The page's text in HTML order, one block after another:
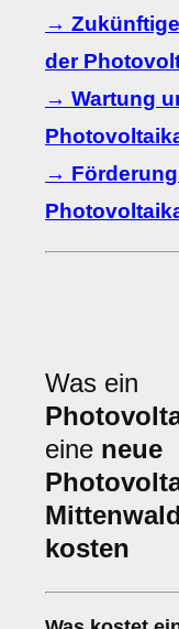
→
der
→ Wartung
→
Was ein
eine neue
kosten